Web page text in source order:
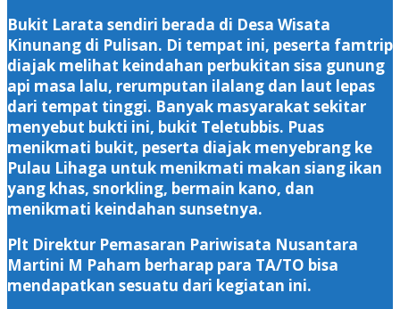
Bukit Larata sendiri berada di Desa Wisata
Kinunang di Pulisan. Di tempat ini, peserta famtrip
diajak melihat keindahan perbukitan sisa gunung
api masa lalu, rerumputan ilalang dan laut lepas
dari tempat tinggi. Banyak masyarakat sekitar
menyebut bukti ini, bukit Teletubbis. Puas
menikmati bukit, peserta diajak menyebrang ke
Pulau Lihaga untuk menikmati makan siang ikan
yang khas, snorkling, bermain kano, dan
menikmati keindahan sunsetnya.
Plt Direktur Pemasaran Pariwisata Nusantara
Martini M Paham berharap para TA/TO bisa
mendapatkan sesuatu dari kegiatan ini.